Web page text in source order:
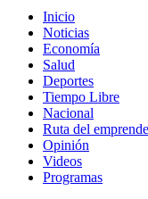
Inicio
Noticias
Economía
Salud
Deportes
Tiempo Libre
Nacional
Ruta del
Opinión
Videos
Programas